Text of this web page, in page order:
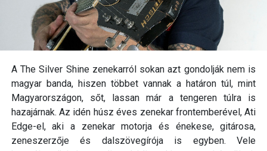
A The Silver Shine zenekarról sokan azt gondolják nem is
magyar banda, hiszen többet vannak a határon túl, mint
Magyarországon, sőt, lassan már a tengeren túlra is
hazajárnak. Az idén húsz éves zenekar frontemberével, Ati
Edge-el, aki a zenekar motorja és énekese, gitárosa,
zeneszerzője és dalszövegírója is egyben. Vele